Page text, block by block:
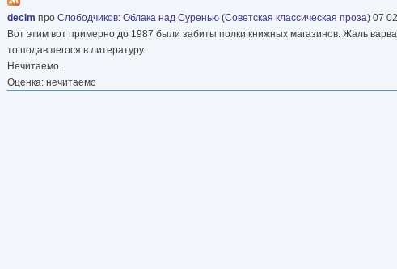
decim про Слободчиков: Облака над Суренью (Советская классическая проза) 07 02
Вот этим вот примерно до 1987 были забиты полки книжных магазинов. Жаль
то подавшегося в литературу.
Нечитаемо.
Оценка: нечитаемо